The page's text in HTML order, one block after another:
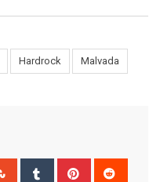
Hardrock Malvada